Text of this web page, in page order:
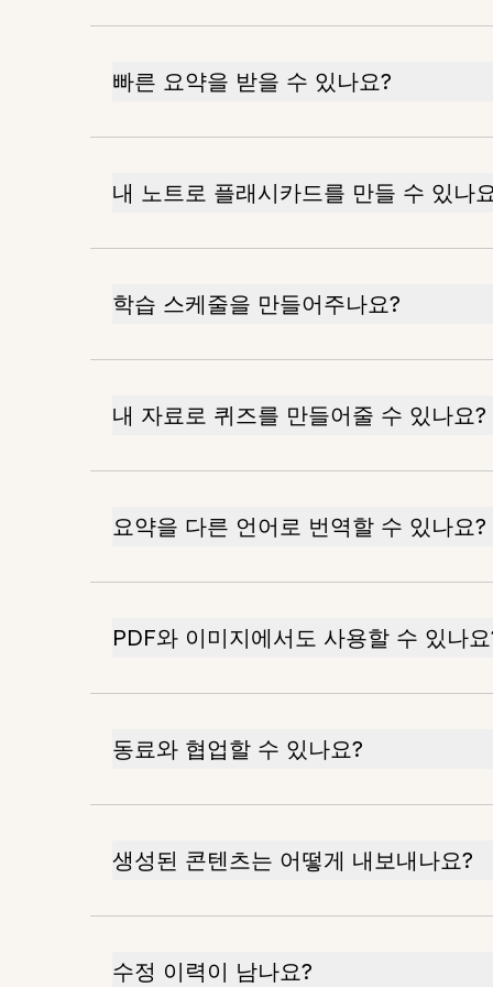
빠른 요약을 받을 수 있나요?
내 노트로 플래시카드를 만들 수 있나
학습 스케줄을 만들어주나요?
내 자료로 퀴즈를 만들어줄 수 있나요?
요약을 다른 언어로 번역할 수 있나요?
PDF와 이미지에서도 사용할 수 있나
동료와 협업할 수 있나요?
생성된 콘텐츠는 어떻게 내보내나요?
수정 이력이 남나요?